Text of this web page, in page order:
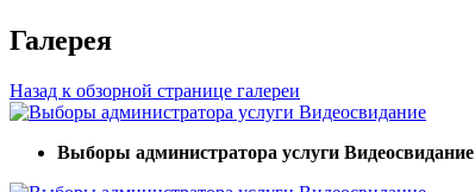
Галерея
Назад к обзорной странице галереи
Выборы администратора услуги Видеосвидание